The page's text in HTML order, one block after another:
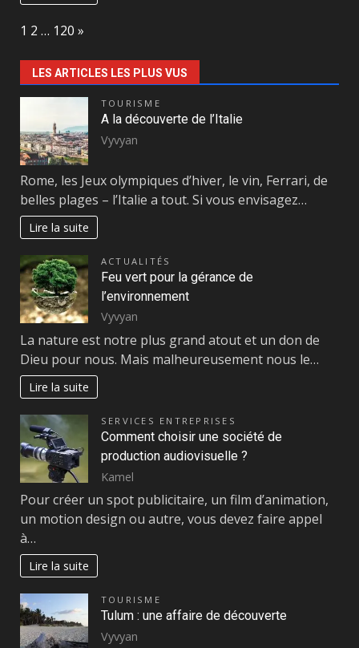
Page:
1 2 … 120 Next
»
LES ARTICLES LES PLUS VUS
TOURISME
A la découverte de l’Italie
Vyvyan
Rome, les Jeux olympiques d’hiver, le vin, Ferrari, de
belles plages – l’Italie a tout. Si vous envisagez…
Lire la suite
ACTUALITÉS
Feu vert pour la gérance de
l’environnement
Vyvyan
La nature est notre plus grand atout et un don de
Dieu pour nous. Mais malheureusement nous le…
Lire la suite
SERVICES ENTREPRISES
Comment choisir une société de
production audiovisuelle ?
Kamel
Pour créer un spot publicitaire, un film d’animation,
un motion design ou autre, vous devez faire appel
à…
Lire la suite
TOURISME
Tulum : une affaire de découverte
Vyvyan